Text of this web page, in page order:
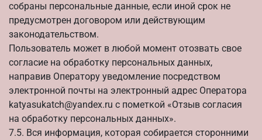
собраны персональные данные, если иной срок не
предусмотрен договором или действующим
законодательством.
Пользователь может в любой момент отозвать свое
согласие на обработку персональных данных,
направив Оператору уведомление посредством
электронной почты на электронный адрес Оператора
katyasukatch@yandex.ru с пометкой «Отзыв согласия
на обработку персональных данных».
7.5. Вся информация, которая собирается сторонними